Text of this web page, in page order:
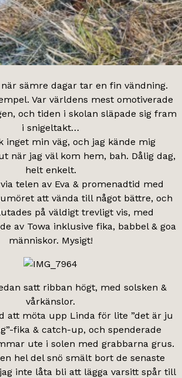
sämre dagar tar en fin vändning.
Var världens mest omotiverade
och tiden i skolan släpade sig fram
i snigeltakt…
inget min väg, och jag kände mig
när jag väl kom hem, bah. Dålig dag,
helt enkelt.
telen av Eva & promenadtid med
att vända till något bättre, och
på väldigt trevligt vis, med
av Towa inklusive fika, babbel & goa
människor. Mysigt!
satt ribban högt, med solsken &
vårkänslor.
att möta upp Linda för lite ”det är ju
fika & catch-up, och spenderade
ute i solen med grabbarna grus.
hel del snö smält bort de senaste
inte låta bli att lägga varsitt spår till